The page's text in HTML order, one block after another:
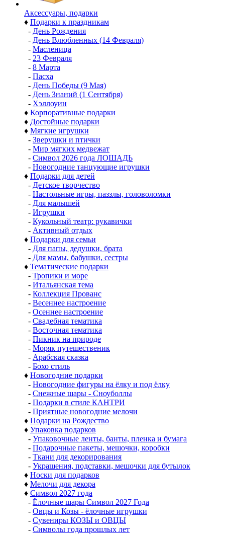
Аксессуары, подарки
♦ Подарки к праздникам
- День Рождения
- День Влюбленных (14 Февраля)
- Масленица
- 23 Февраля
- 8 Марта
- Пасха
- День Победы (9 Мая)
- День Знаний (1 Сентября)
- Хэллоуин
♦ Корпоративные подарки
♦ Достойные подарки
♦ Мягкие игрушки
- Зверушки и птички
- Мир мягких медвежат
- Символ 2026 года ЛОШАДЬ
- Новогодние танцующие игрушки
♦ Подарки для детей
- Детское творчество
- Настольные игры, паззлы, головоломки
- Для малышей
- Игрушки
- Кукольный театр: рукавички
- Активный отдых
♦ Подарки для семьи
- Для папы, дедушки, брата
- Для мамы, бабушки, сестры
♦ Тематические подарки
- Тропики и море
- Итальянская тема
- Коллекция Прованс
- Весеннее настроение
- Осеннее настроение
- Свадебная тематика
- Восточная тематика
- Пикник на природе
- Моряк путешественик
- Арабская сказка
- Бохо стиль
♦ Новогодние подарки
- Новогодние фигуры на ёлку и под ёлку
- Снежные шары - Сноуболлы
- Подарки в стиле КАНТРИ
- Приятные новогодние мелочи
♦ Подарки на Рождество
♦ Упаковка подарков
- Упаковочные ленты, банты, пленка и бумага
- Подарочные пакеты, мешочки, коробки
- Ткани для декорирования
- Украшения, подставки, мешочки для бутылок
♦ Носки для подарков
♦ Мелочи для декора
♦ Символ 2027 года
- Ёлочные шары Символ 2027 Года
- Овцы и Козы - ёлочные игрушки
- Сувениры КОЗЫ и ОВЦЫ
- Символы года прошлых лет